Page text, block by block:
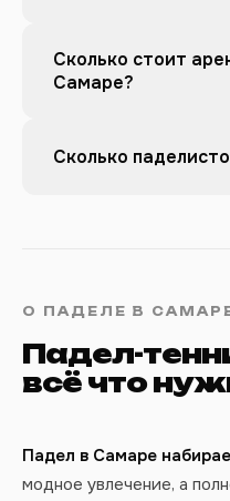
Сколько стоит
Самаре?
Сколько
О ПАДЕЛЕ В
Падел-
всё что
Падел в Самаре
модное увлечение, а